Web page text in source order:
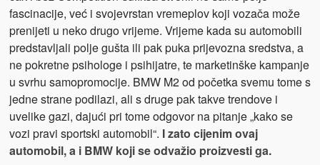
fascinacije, već i svojevrstan vremeplov koji vozača može
prenijeti u neko drugo vrijeme. Vrijeme kada su automobili
predstavljali polje gušta ili pak puka prijevozna sredstva, a
ne pokretne psihologe i psihijatre, te marketinške kampanje
u svrhu samopromocije. BMW M2 od početka svemu tome s
jedne strane podilazi, ali s druge pak takve trendove i
uvelike gazi, dajući pri tome odgovor na pitanje „kako se
vozi pravi sportski automobil“. I zato cijenim ovaj
automobil, a i BMW koji se odvažio proizvesti ga.